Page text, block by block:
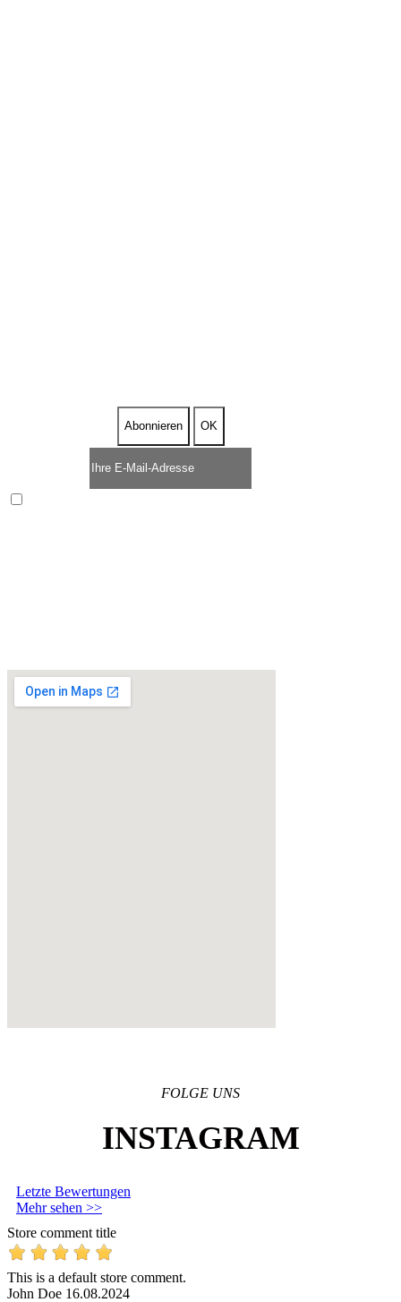
FOLGE UNS
INSTAGRAM
Letzte Bewertungen
Mehr sehen >>
Store comment title
This is a default store comment.
John Doe 16.08.2024